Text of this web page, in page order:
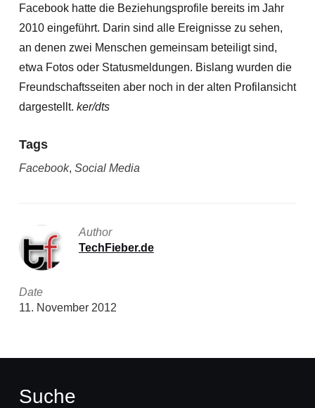
Facebook hatte die Beziehungsprofile bereits im Jahr
2010 eingeführt. Darin sind alle Ereignisse zu sehen,
an denen zwei Menschen gemeinsam beteiligt sind,
etwa Fotos oder Statusmeldungen. Bislang wurden die
Freundschaftsseiten aber noch in der alten Profilansicht
dargestellt. ker/dts
Tags
Facebook, Social Media
Author
TechFieber.de
Date
11. November 2012
Suche